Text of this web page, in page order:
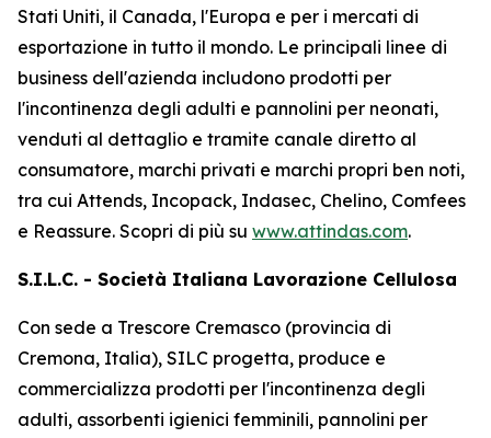
Stati Uniti, il Canada, l'Europa e per i mercati di
esportazione in tutto il mondo. Le principali linee di
business dell'azienda includono prodotti per
l'incontinenza degli adulti e pannolini per neonati,
venduti al dettaglio e tramite canale diretto al
consumatore, marchi privati ​​e marchi propri ben noti,
tra cui Attends, Incopack, Indasec, Chelino, Comfees
e Reassure. Scopri di più su www.attindas.com.
S.I.L.C. - Società Italiana Lavorazione Cellulosa
Con sede a Trescore Cremasco (provincia di
Cremona, Italia), SILC progetta, produce e
commercializza prodotti per l'incontinenza degli
adulti, assorbenti igienici femminili, pannolini per